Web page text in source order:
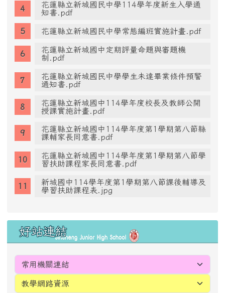
花蓮縣立新城國民中學114學年度新生入學通
知書.pdf
花蓮縣立新城國民中學常態編班實施計畫.pdf
花蓮縣立新城國中定期評量命題與審題機
制.pdf
花蓮縣立新城國民中學學生未達畢業條件預警
通知書.pdf
花蓮縣立新城國中114學年度校長及教師公開
授課實施計畫.pdf
花蓮縣立新城國中114學年度第1學期第八節縣
課輔家長同意書.pdf
花蓮縣立新城國中114學年度第1學期第八節學
習扶助課程家長同意書.pdf
新城國中114學年度第1學期第八節課後輔導及
學習扶助課程表.jpg
好站連結